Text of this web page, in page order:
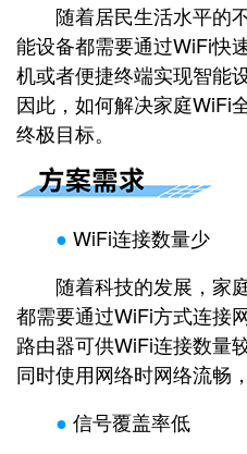
随着居民生活水平的
能设备都需要通过WiFi快
机或者便捷终端实现智能
因此，如何解决家庭WiFi
终极目标。
● WiFi连接数量少
随着科技的发展，家庭
都需要通过WiFi方式连接
路由器可供WiFi连接数量
同时使用网络时网络流畅
● 信号覆盖率低